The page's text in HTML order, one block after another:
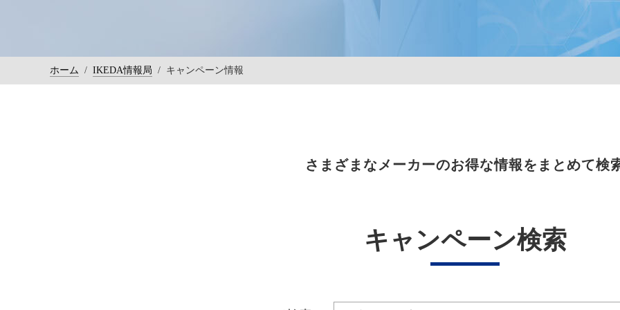
ホーム / IKEDA情報局 / キャンペーン情報
さまざまなメーカーのお得な情報をまとめて検
キャンペーン検索